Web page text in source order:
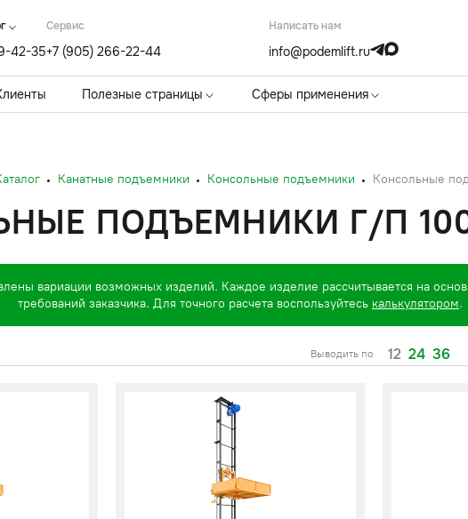
42-35
Cервис
+7 (905) 266-22-44
Написать нам
info@podemlift.ru
Полезные страницы Сферы применения
Канатные подъемники Консольные подъемники Консольные
ПОДЪЕМНИКИ Г/П
вариации возможных изделий. Каждое изделие рассчитывается на
требований заказчика. Для точного расчета воспользуйтесь калькулятором.
Выводить по 12 24 36